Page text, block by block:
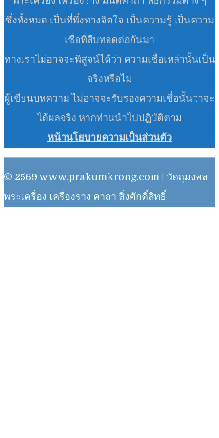
ซึ่งทั้งหมด เป็นที่พึ่งทางจิตใจ เป็นความรู้ เป็นความ
เชื่อที่สืบทอดต่อกันมา
ทางเราไม่อาจจะพิสูจน์ได้ว่า ความเชื่อเหล่านั้นเป็น
จริงหรือไม่
ผู้เขียนบทความ ไม่อาจจะรับรองความเชื่อนั้นว่าจะ
ได้ผลจริง หากท่านนำไปปฏิบัติตาม
หน้านโยบายความเป็นส่วนตัว
© 2569 www.prakumkrong.com | วัตถุมงคล
พระเครื่อง เครื่องราง คาถา สิ่งศักดิ์สิทธิ์